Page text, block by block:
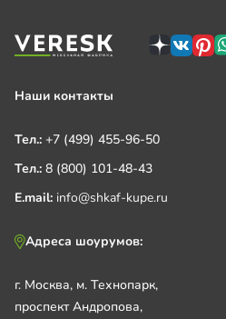
Наши контакты
Тел.: +7 (499) 455-96-50
Тел.: 8 (800) 101-48-43
E.mail: info@shkaf-kupe.ru
Адреса шоурумов:
г. Москва, м. Технопарк,
проспект Андропова,